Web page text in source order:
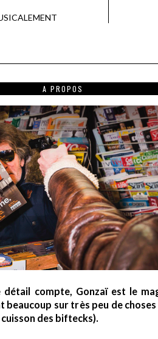
A PROPOS
détail compte, Gonzaï est le
beaucoup sur très peu de
des biftecks).